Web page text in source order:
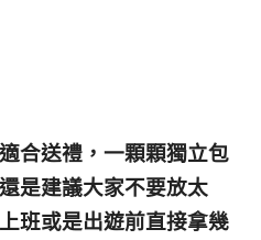
合送禮，一顆顆獨立包
是建議大家不要放太
班或是出遊前直接拿幾